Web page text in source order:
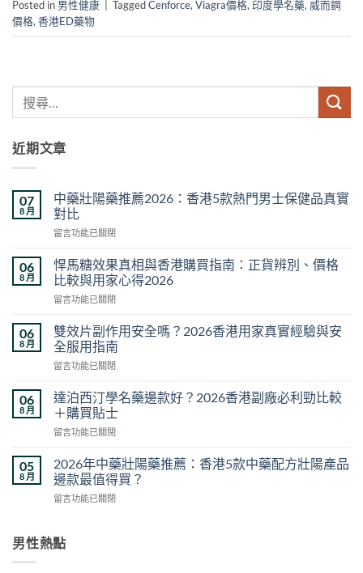
Posted in 男性健康 TaggedCenforce,Viagra價格,印度學名藥, 威而鋼
價格,香港ED藥物
近期文章
07
8 月
中藥壯陽藥推薦2026：香港5款熱門男士保健品真實
對比
在
藥
壯
陽
藥
薦
2026：
香
港
款
熱
男
保
健
品
對
比〉
留言功能已關閉
06
8 月
悍馬糖效果真相與香港購買指南：正貨辨別、價格
比較與用家心得2026
在
馬
糖
效
果
相
與
香
港
買
指
正
別、
留言功能已關閉
06
8 月
雙效片副作用安全嗎？2026香港用家真實經驗與安
全服用指南
在
效
片
副
作
安
全
嗎？
2026
用
留言功能已關閉
06
8 月
達泊西汀學名藥邊款好？2026香港副廠必利勁比較
＋購買貼士
在
泊
西
汀
學
邊
留言功能已關閉
05
8 月
2026年中藥壯陽藥推薦：香港5款中藥配方壯陽產品
邊款最值得買？
在
中
藥
留言功能已關閉
男性熱點